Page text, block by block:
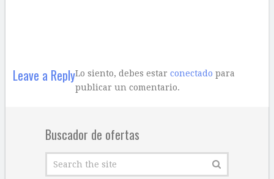
Leave a ReplyLo siento, debes estar conectado para
publicar un comentario.
Buscador de ofertas